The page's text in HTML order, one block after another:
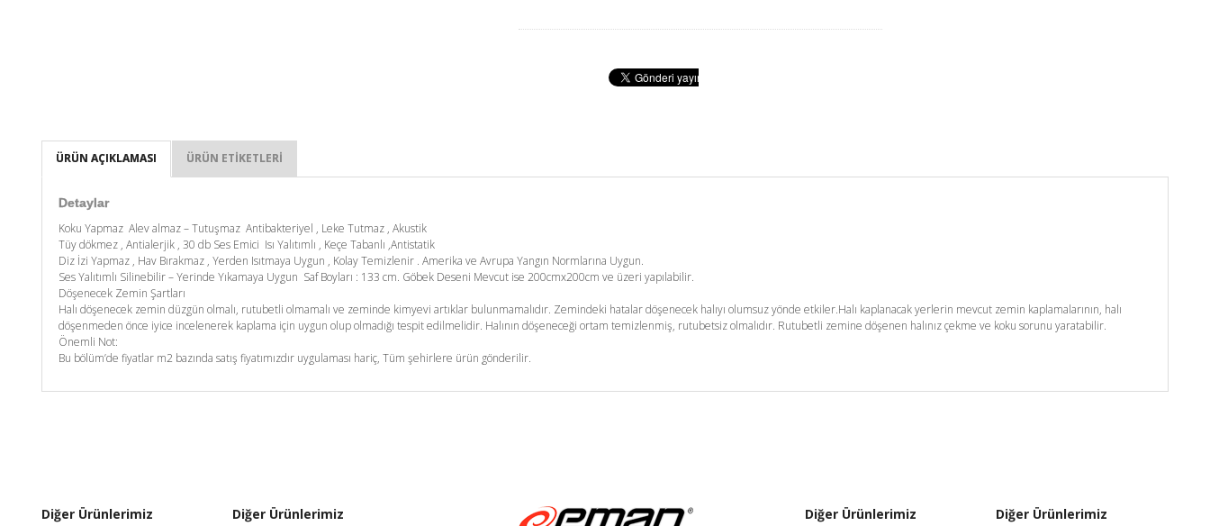
ÜRÜN AÇIKLAMASI ÜRÜN ETIKETLERI
Detaylar
Koku Yapmaz Alev almaz – Tutuşmaz Antibakteriyel , Leke Tutmaz , Akustik
Tüy dökmez , Antialerjik , 30 db Ses Emici Isı Yalıtımlı , Keçe Tabanlı ,Antistatik
Diz İzi Yapmaz , Hav Bırakmaz , Yerden Isıtmaya Uygun , Kolay Temizlenir . Amerika ve Avrupa Yangın Normlarına Uygun.
Ses Yalıtımlı Silinebilir – Yerinde Yıkamaya Uygun Saf Boyları : 133 cm. Göbek Deseni Mevcut ise 200cmx200cm ve üzeri yapılabilir.
Döşenecek Zemin Şartları
Halı döşenecek zemin düzgün olmalı, rutubetli olmamalı ve zeminde kimyevi artıklar bulunmamalıdır. Zemindeki hatalar döşenecek halıyı olumsuz yönde etkiler.Halı kaplanacak yerlerin mevcut zemin kaplamalarının, halı
döşenmeden önce iyice incelenerek kaplama için uygun olup olmadığı tespit edilmelidir. Halının döşeneceği ortam temizlenmiş, rutubetsiz olmalıdır. Rutubetli zemine döşenen halınız çekme ve koku sorunu yaratabilir.
Önemli Not:
Bu bölüm’de fiyatlar m2 bazında satış fiyatımızdır uygulaması hariç, Tüm şehirlere ürün gönderilir.
Diğer Ürünlerimiz Diğer Ürünlerimiz Diğer Ürünlerimiz Diğer Ürünlerimiz